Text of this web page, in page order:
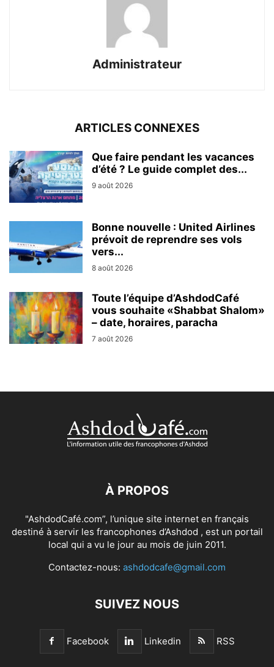
Administrateur
ARTICLES CONNEXES
Que faire pendant les vacances
d’été ? Le guide complet des...
9 août 2026
Bonne nouvelle : United Airlines
prévoit de reprendre ses vols
vers...
8 août 2026
Toute l’équipe d’AshdodCafé
vous souhaite «Shabbat Shalom»
– date, horaires, paracha
7 août 2026
À PROPOS
"AshdodCafé.com”, l’unique site internet en français
destiné à servir les francophones d’Ashdod , est un portail
local qui a vu le jour au mois de juin 2011.
Contactez-nous: ashdodcafe@gmail.com
SUIVEZ NOUS
Facebook Linkedin RSS